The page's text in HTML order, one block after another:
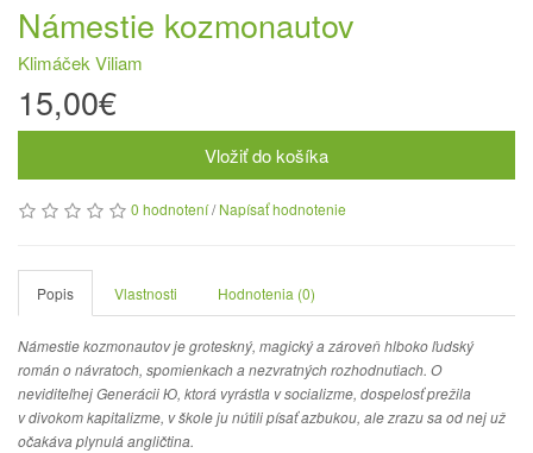
Námestie kozmonautov
Klimáček Viliam
15,00€
Vložiť do košíka
0 hodnotení/Napísať hodnotenie
Popis Vlastnosti Hodnotenia (0)
Námestie kozmonautov je groteskný, magický a zároveň hlboko ľudský
román o návratoch, spomienkach a nezvratných rozhodnutiach. O
neviditeľnej Generácii Ю, ktorá vyrástla v socializme, dospelosť prežila
v divokom kapitalizme, v škole ju nútili písať azbukou, ale zrazu sa od nej už
očakáva plynulá angličtina.